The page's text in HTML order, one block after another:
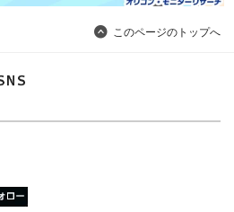
このページのトップへ